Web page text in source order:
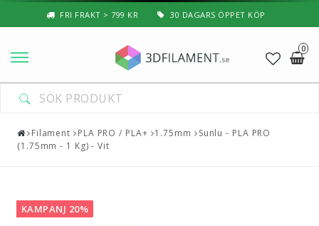
FRI FRAKT > 799 KR 30 DAGARS ÖPPET KÖP
0
Nyheter & Populärt
Filament
3D-Skrivare — Tillbehör
Filament PLA PRO / PLA+ 1.75mm
Sunlu - PLA PRO
(1.75mm - 1 Kg) - Vit
KAMPANJ 20%